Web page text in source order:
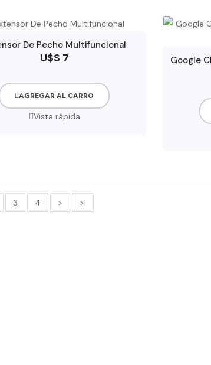
De Pecho Multifuncional
U$S 7
AGREGAR AL CARRO
Vista rápida
3 4 > >|